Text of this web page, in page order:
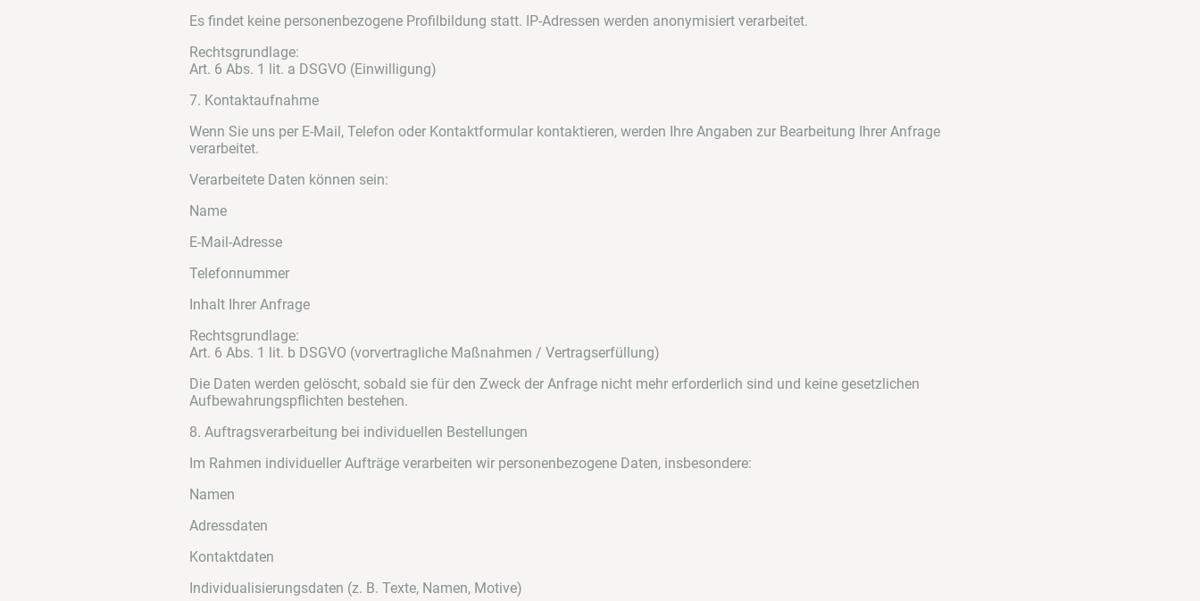
Es findet keine personenbezogene Profilbildung statt. IP-Adressen werden anonymisiert verarbeitet.
Rechtsgrundlage:
Art. 6 Abs. 1 lit. a DSGVO (Einwilligung)
7. Kontaktaufnahme
Wenn Sie uns per E-Mail, Telefon oder Kontaktformular kontaktieren, werden Ihre Angaben zur Bearbeitung Ihrer Anfrage
verarbeitet.
Verarbeitete Daten können sein:
Name
E-Mail-Adresse
Telefonnummer
Inhalt Ihrer Anfrage
Rechtsgrundlage:
Art. 6 Abs. 1 lit. b DSGVO (vorvertragliche Maßnahmen / Vertragserfüllung)
Die Daten werden gelöscht, sobald sie für den Zweck der Anfrage nicht mehr erforderlich sind und keine gesetzlichen
Aufbewahrungspflichten bestehen.
8. Auftragsverarbeitung bei individuellen Bestellungen
Im Rahmen individueller Aufträge verarbeiten wir personenbezogene Daten, insbesondere:
Namen
Adressdaten
Kontaktdaten
Individualisierungsdaten (z. B. Texte, Namen, Motive)